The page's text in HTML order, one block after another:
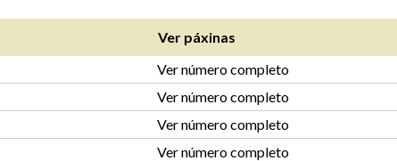
Ver páxinas
Ver número completo
Ver número completo
Ver número completo
Ver número completo